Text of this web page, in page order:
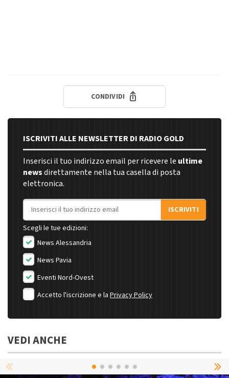
CONDIVIDI
ISCRIVITI ALLE NEWSLETTER DI RADIO GOLD
Inserisci il tuo indirizzo email per ricevere le ultime
newsdirettamente nella tua casella di posta
elettronica.
Indirizzo email
ISCRIVITI
Scegli le tue edizioni:
News Alessandria
News Pavia
Eventi Nord-Ovest
Accetto l'iscrizione e la Privacy Policy
VEDI ANCHE